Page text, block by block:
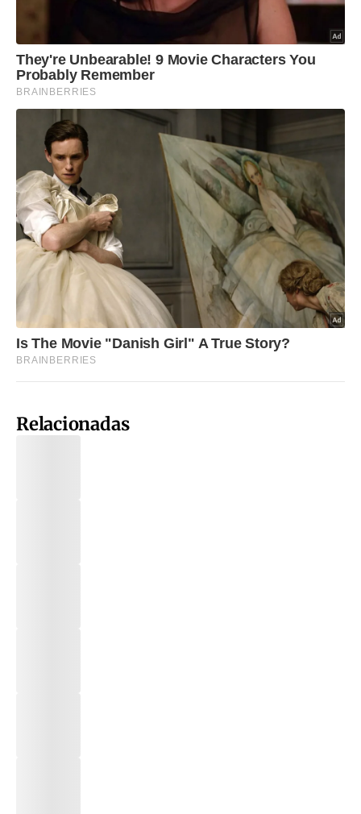
Relacionadas